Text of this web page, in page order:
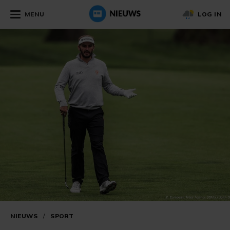
MENU LOG IN
NIEUWS / SPORT